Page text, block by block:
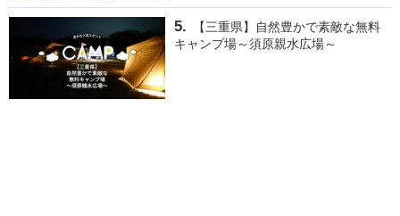
【三重県】自然豊かで素敵な無料
キャンプ場～須原親水広場～